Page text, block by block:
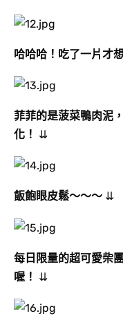
哈哈哈！ 吃了一片才
菲菲的是菠菜鴨肉泥
化 ！ ⇊
飯飽眼皮鬆～～～ ⇊
每日限量的超可愛柴
喔 ！ ⇊